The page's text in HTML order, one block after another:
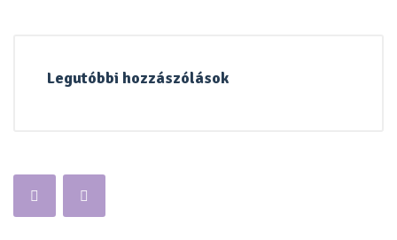
Legutóbbi hozzászólások